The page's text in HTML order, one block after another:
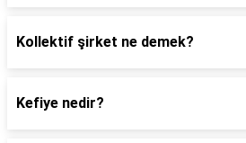
Kollektif şirket ne demek?
Kefiye nedir?